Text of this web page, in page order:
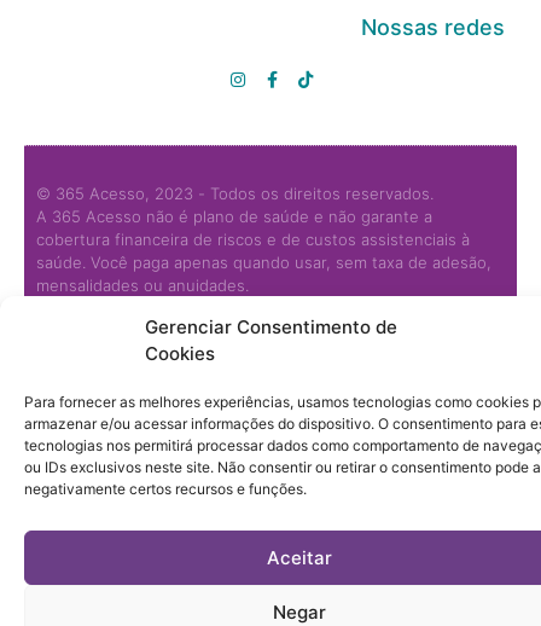
Gerenciar Consentimento de
Cookies
Para fornecer as melhores experiências, usamos tecnologias como cookies
armazenar e/ou acessar informações do dispositivo. O consentimento para
tecnologias nos permitirá processar dados como comportamento de
ou IDs exclusivos neste site. Não consentir ou retirar o consentimento pode
negativamente certos recursos e funções.
Aceitar
Negar
Nossas redes
© 365 Acesso, 2023 - Todos os direitos reservados.
A 365 Acesso não é plano de saúde e não garante a
cobertura financeira de riscos e de custos assistenciais à
saúde. Você paga apenas quando usar, sem taxa de adesão,
mensalidades ou anuidades.
© 365 Acesso, 2023 - Todos os direitos reservados.
Termos de Uso